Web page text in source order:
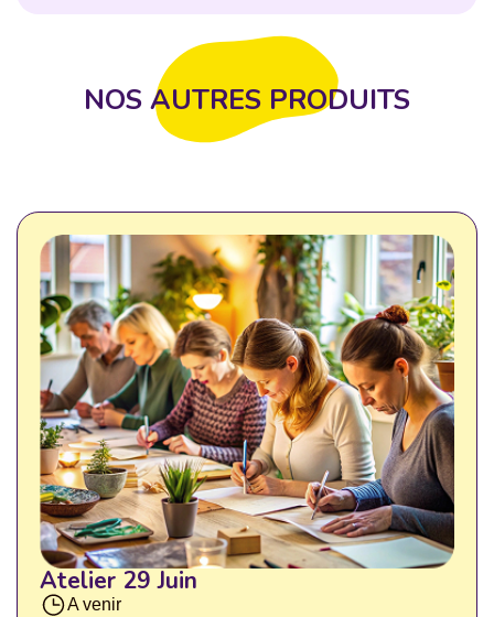
NOS AUTRES PRODUITS
Atelier 29 Juin
A venir